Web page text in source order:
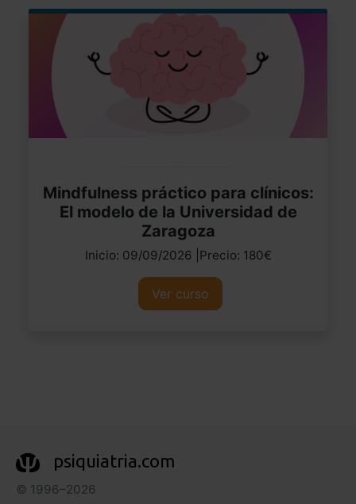
Mindfulness práctico para clínicos:
El modelo de la Universidad de
Zaragoza
Inicio: 09/09/2026 |Precio: 180€
Ver curso
psiquiatria.com
© 1996–2026